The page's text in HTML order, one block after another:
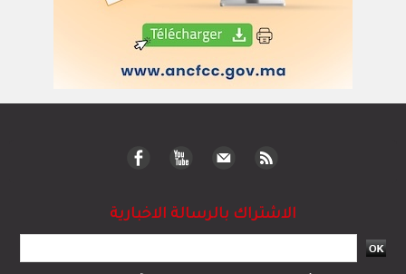
الاشتراك بالرسالة الاخبارية